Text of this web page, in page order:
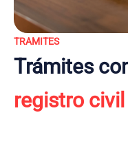
TRAMITES
Trámites
registro civil